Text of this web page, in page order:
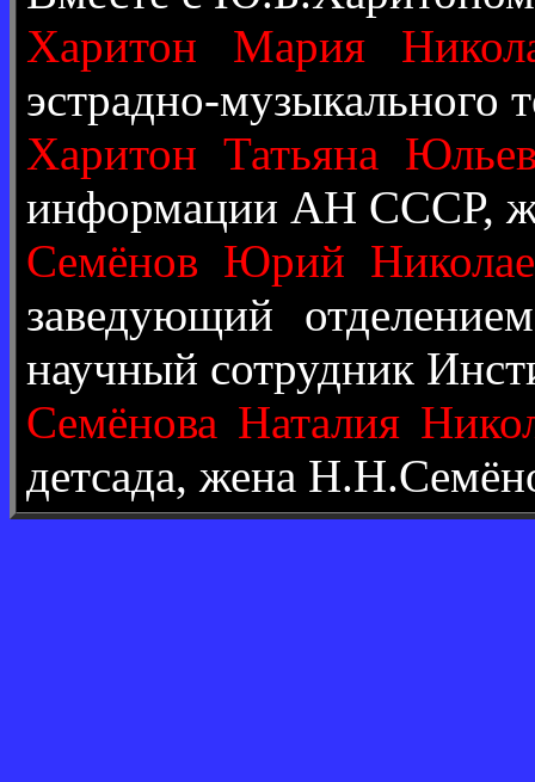
Харитон Мария
эстрадно-музыкального
Харитон Татьяна
информации АН СССР,
Семёнов Юрий
заведующий
научный сотрудник
Семёнова Наталия
детсада, жена